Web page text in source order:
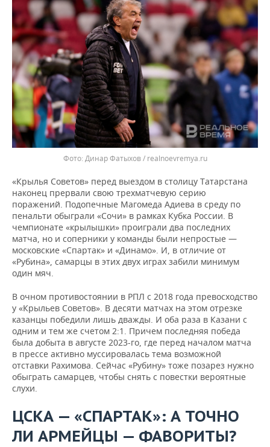
Динар Фатыхов / realnoevremya.ru
«Крылья Советов» перед выездом в столицу Татарстана
наконец прервали свою трехматчевую серию
поражений. Подопечные Магомеда Адиева в среду по
пенальти обыграли «Сочи» в рамках Кубка России. В
чемпионате «крылышки» проиграли два последних
матча, но и соперники у команды были непростые —
московские «Спартак» и «Динамо». И, в отличие от
«Рубина», самарцы в этих двух играх забили минимум
один мяч.
В очном противостоянии в РПЛ с 2018 года превосходство
у «Крыльев Советов». В десяти матчах на этом отрезке
казанцы победили лишь дважды. И оба раза в Казани с
одним и тем же счетом 2:1. Причем последняя победа
была добыта в августе 2023-го, где перед началом матча
в прессе активно муссировалась тема возможной
отставки Рахимова. Сейчас «Рубину» тоже позарез нужно
обыграть самарцев, чтобы снять с повестки вероятные
слухи.
ЦСКА — «СПАРТАК»: А ТОЧНО
ЛИ АРМЕЙЦЫ — ФАВОРИТЫ?